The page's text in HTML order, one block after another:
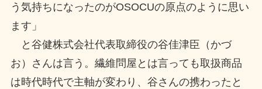
う気持ちになったのがOSOCUの原点のように思い
ます」
と谷健株式会社代表取締役の谷佳津臣（かづ
お）さんは言う。繊維問屋とは言っても取扱商品
は時代時代で主軸が変わり、谷さんの携わったと